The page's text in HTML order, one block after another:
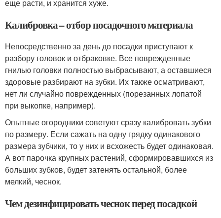
еще расти, и хранится хуже.
Калибровка – отбор посадочного материала
Непосредственно за день до посадки приступают к
разбору головок и отбраковке. Все поврежденные
гнилью головки полностью выбрасывают, а оставшиеся
здоровые разбирают на зубки. Их также осматривают,
нет ли случайно поврежденных (порезанных лопатой
при выкопке, например).
Опытные огородники советуют сразу калибровать зубки
по размеру. Если сажать на одну грядку одинакового
размера зубчики, то у них и всхожесть будет одинаковая.
А вот парочка крупных растений, сформировавшихся из
больших зубков, будет затенять остальной, более
мелкий, чеснок.
Чем дезинфицировать чеснок перед посадкой